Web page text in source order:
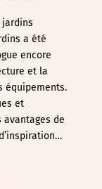
jardins
a été
encore
et la
équipements.
et
de